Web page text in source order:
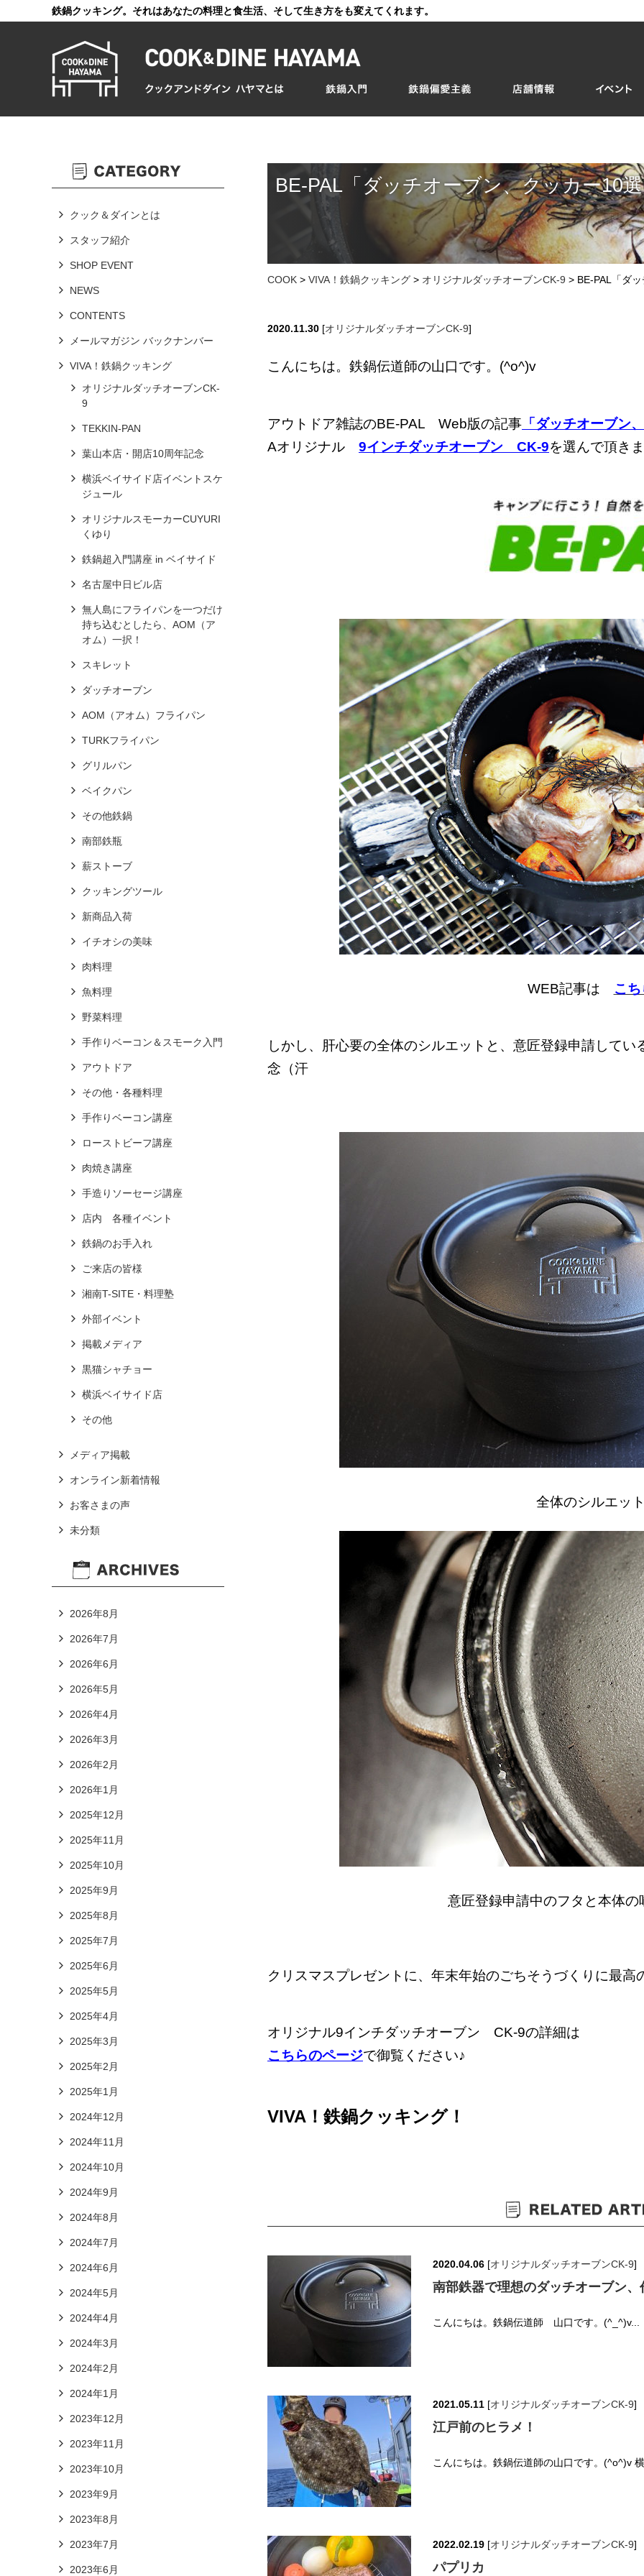
鉄鍋クッキング。それはあなたの料理と食生活、そして生き方をも変えてくれます。
BE-PAL「ダッチオーブン、クッカー10
COOK > VIVA！鉄鍋クッキング > オリジナルダッチオーブンCK-9 > BE-PAL「ダ
2020.11.30 [オリジナルダッチオーブンCK-9]
こんにちは。鉄鍋伝道師の山口です。(^o^)v
アウトドア雑誌のBE-PAL Web版の記事 「ダッチオーブン
Aオリジナル 9インチダッチオーブン CK-9を選んで頂き
WEB記事は こち
しかし、肝心要の全体のシルエットと、意匠登録申請して
念（汗
全体のシルエッ
意匠登録申請中のフタと本体の
クリスマスプレゼントに、年末年始のごちそうづくりに最高
オリジナル9インチダッチオーブン CK-9の詳細は
こちらのページで御覧ください♪
VIVA！鉄鍋クッキング！
2020.04.06 [オリジナルダッチオーブンCK-9]
南部鉄器で理想のダッチオーブン、
こんにちは。鉄鍋伝道師 山口です。(^_^)v...
2021.05.11 [オリジナルダッチオーブンCK-9]
江戸前のヒラメ！
こんにちは。鉄鍋伝道師の山口です。(^o^)v
2022.02.19 [オリジナルダッチオーブンCK-9]
パプリカ
クック＆ダインとは
スタッフ紹介
SHOP EVENT
NEWS
CONTENTS
メールマガジン バックナンバー
VIVA！鉄鍋クッキング
オリジナルダッチオーブンCK-
9
TEKKIN-PAN
葉山本店・開店10周年記念
横浜ベイサイド店イベントスケ
ジュール
オリジナルスモーカーCUYURI
くゆり
鉄鍋超入門講座 in ベイサイド
名古屋中日ビル店
無人島にフライパンを一つだけ
持ち込むとしたら、AOM（ア
オム）一択！
スキレット
ダッチオーブン
AOM（アオム）フライパン
TURKフライパン
グリルパン
ベイクパン
その他鉄鍋
南部鉄瓶
薪ストーブ
クッキングツール
新商品入荷
イチオシの美味
肉料理
魚料理
野菜料理
手作りベーコン＆スモーク入門
アウトドア
その他・各種料理
手作りベーコン講座
ローストビーフ講座
肉焼き講座
手造りソーセージ講座
店内 各種イベント
鉄鍋のお手入れ
ご来店の皆様
湘南T-SITE・料理塾
外部イベント
掲載メディア
黒猫シャチョー
横浜ベイサイド店
その他
メディア掲載
オンライン新着情報
お客さまの声
未分類
2026年8月
2026年7月
2026年6月
2026年5月
2026年4月
2026年3月
2026年2月
2026年1月
2025年12月
2025年11月
2025年10月
2025年9月
2025年8月
2025年7月
2025年6月
2025年5月
2025年4月
2025年3月
2025年2月
2025年1月
2024年12月
2024年11月
2024年10月
2024年9月
2024年8月
2024年7月
2024年6月
2024年5月
2024年4月
2024年3月
2024年2月
2024年1月
2023年12月
2023年11月
2023年10月
2023年9月
2023年8月
2023年7月
2023年6月